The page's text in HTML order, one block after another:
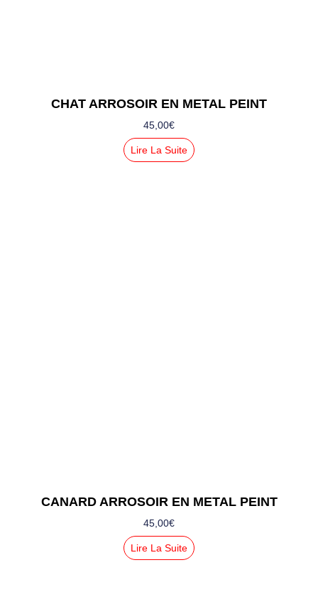
CHAT ARROSOIR EN METAL PEINT
45,00€
Lire La Suite
CANARD ARROSOIR EN METAL PEINT
45,00€
Lire La Suite